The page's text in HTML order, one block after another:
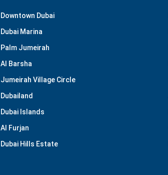
Downtown Dubai
Dubai Marina
Palm Jumeirah
Al Barsha
Jumeirah Village Circle
Dubailand
Dubai Islands
Al Furjan
Dubai Hills Estate